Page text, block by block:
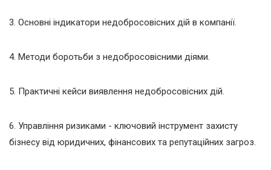
3. Основні індикатори недобросовісних дій в компанії.
4. Методи боротьби з недобросовісними діями.
5. Практичні кейси виявлення недобросовісних дій.
6. Управління ризиками - ключовий інструмент захисту
бізнесу від юридичних, фінансових та репутаційних загроз.